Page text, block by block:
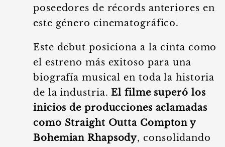
poseedores de récords anteriores en
este género cinematográfico.
Este debut posiciona a la cinta como
el estreno más exitoso para una
biografía musical en toda la historia
de la industria.El filme superó los
inicios de producciones aclamadas
como Straight Outta Compton y
Bohemian Rhapsody, consolidando